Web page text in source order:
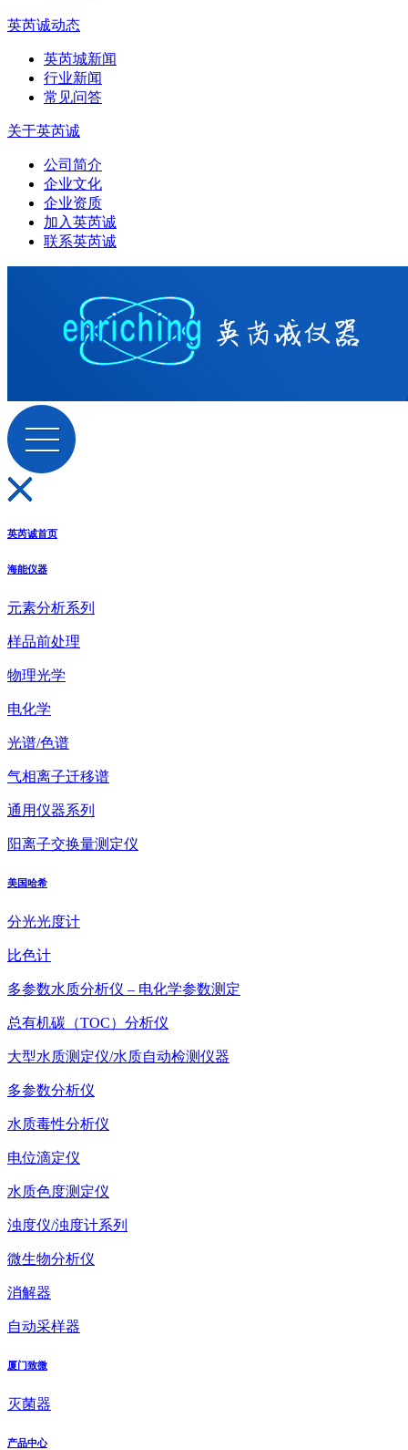
英芮诚动态
英芮城新闻
行业新闻
常见问答
关于英芮诚
公司简介
企业文化
企业资质
加入英芮诚
联系英芮诚
英芮诚首页
海能仪器
元素分析系列
样品前处理
物理光学
电化学
光谱/色谱
气相离子迁移谱
通用仪器系列
阳离子交换量测定仪
美国哈希
分光光度计
比色计
多参数水质分析仪 – 电化学参数测定
总有机碳（TOC）分析仪
大型水质测定仪/水质自动检测仪器
多参数分析仪
水质毒性分析仪
电位滴定仪
水质色度测定仪
浊度仪/浊度计系列
微生物分析仪
消解器
自动采样器
厦门致微
灭菌器
产品中心